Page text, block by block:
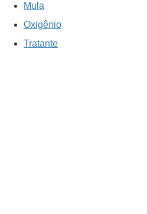
Mula
Oxigênio
Tratante